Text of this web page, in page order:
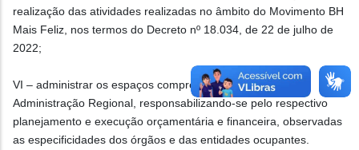
realização das atividades realizadas no âmbito do Movimento BH
Mais Feliz, nos termos do Decreto nº 18.034, de 22 de julho de
2022;
VI – administrar os espaços compreendidos pela sede da
Administração Regional, responsabilizando-se pelo respectivo
planejamento e execução orçamentária e financeira, observadas
as especificidades dos órgãos e das entidades ocupantes.